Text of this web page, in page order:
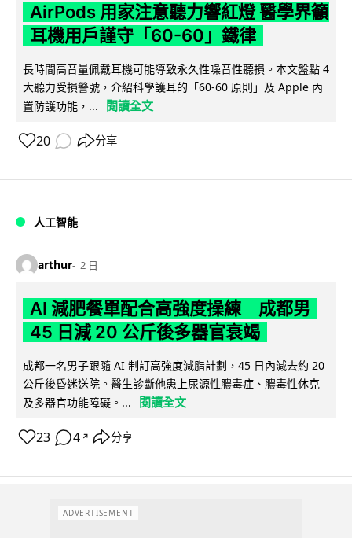
AirPods 用家注意聽力響紅燈 醫學界籲
耳機用戶謹守「60-60」鐵律
長時間高音量佩戴耳機可能導致永久性噪音性聽損。本文盤點 4
大聽力受損警號，介紹科學護耳的「60-60 原則」及 Apple 內
置防護功能，...
閱讀全文
20 分享
人工智能
arthur 2 日
AI 減肥餐單配合高強度操練 成都男
45 日減 20 公斤後多器官衰竭
成都一名男子跟隨 AI 制訂高強度減脂計劃，45 日內減去約 20
公斤後昏迷送院。醫生診斷他患上尿源性膿毒症、膿毒性休克
及多器官功能障礙。...
閱讀全文
23 4 ↗ 分享
ADVERTISEMENT